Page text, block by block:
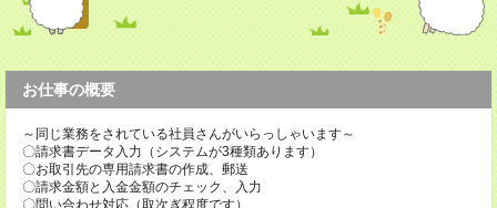
お仕事の概要
～同じ業務をされている社員さんがいらっしゃいます～
〇請求書データ入力（システムが3種類あります）
〇お取引先の専用請求書の作成、郵送
〇請求金額と入金金額のチェック、入力
〇問い合わせ対応（取次ぎ程度です）